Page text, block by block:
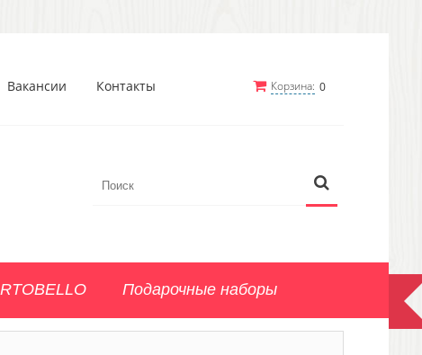
Корзина: 0
Вакансии Контакты
Подарочные наборы